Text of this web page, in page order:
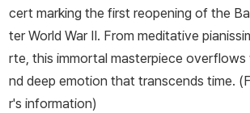
cert marking the first reopening of the
ter World War II. From meditative
rte, this immortal masterpiece overflows
nd deep emotion that transcends time.
r's information)